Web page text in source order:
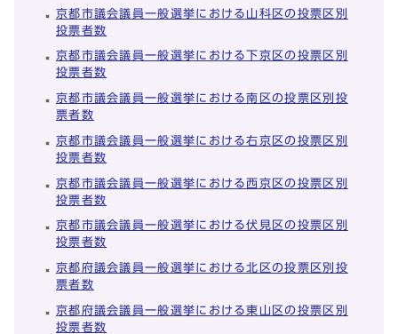
京都市議会議員一般選挙における山科区の投票区別
投票者数
京都市議会議員一般選挙における下京区の投票区別
投票者数
京都市議会議員一般選挙における南区の投票区別投
票者数
京都市議会議員一般選挙における右京区の投票区別
投票者数
京都市議会議員一般選挙における西京区の投票区別
投票者数
京都市議会議員一般選挙における伏見区の投票区別
投票者数
京都府議会議員一般選挙における北区の投票区別投
票者数
京都府議会議員一般選挙における東山区の投票区別
投票者数